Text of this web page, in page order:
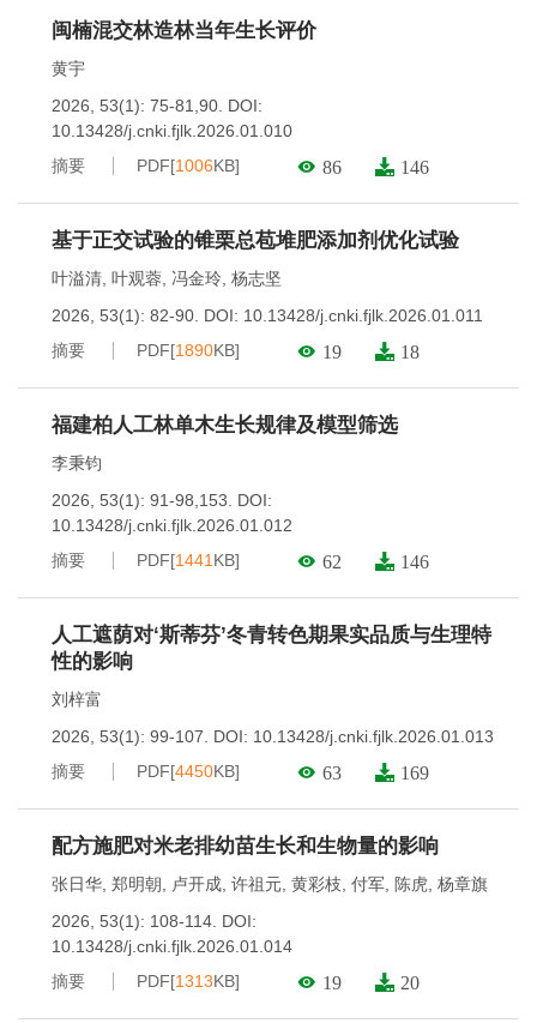
闽楠混交林造林当年生长评价
黄宇
2026, 53(1): 75-81,90. DOI:
10.13428/j.cnki.fjlk.2026.01.010
摘要
PDF[1006KB] 86 146
基于正交试验的锥栗总苞堆肥添加剂优化试验
叶溢清 叶观蓉 冯金玲 杨志坚
2026, 53(1): 82-90. DOI: 10.13428/j.cnki.fjlk.2026.01.011
摘要
PDF[1890KB] 19 18
福建柏人工林单木生长规律及模型筛选
李秉钧
2026, 53(1): 91-98,153.
DOI:
10.13428/j.cnki.fjlk.2026.01.012
摘要
PDF[1441 KB] 62 146
人工遮荫对‘斯蒂芬’冬青转色期果实品质与生理特
性的影响
刘梓富
2026, 53(1): 99-107.
DOI: 10.13428/j.cnki.fjlk.2026.01.013
摘要
PDF[4450KB] 63 169
配方施肥对米老排幼苗生长和生物量的影响
张日华 郑明朝 卢开成 许祖元 黄彩枝 付军 陈虎 杨章旗
2026, 53(1): 108-114. DOI:
10.13428/j.cnki.fjlk.2026.01.014
摘要
PDF[1313KB] 19 20